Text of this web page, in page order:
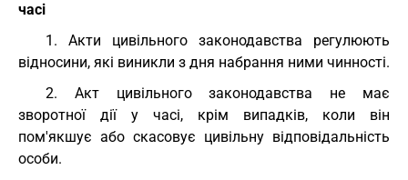
часі
1. Акти цивільного законодавства регулюють
відносини, які виникли з дня набрання ними чинності.
2. Акт цивільного законодавства не має
зворотної дії у часі, крім випадків, коли він
пом'якшує або скасовує цивільну відповідальність
особи.